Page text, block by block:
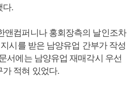
다.
앤컴퍼니나 홍회장측의 날인조차
시를 받은 남양유업 간부가 작성
서에는 남양유업 재매각시 우선
가 적혀 있었다.